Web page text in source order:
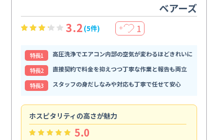
ベアーズ
3.2 (5件) ＋ 1
特⻑1
高圧洗浄でエアコン内部の空気が変わるほどきれいに
特⻑2
直接契約で料金を抑えつつ丁寧な作業と報告も両立
特⻑3
スタッフの身だしなみや対応も丁寧で任せて安心
ホスピタリティの高さが魅力
5.0